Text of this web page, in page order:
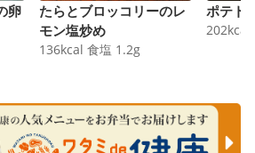
卵
たらとブロッコリーのレ
モン塩炒め
136kcal 食塩 1.2g
ポテト
202kcal